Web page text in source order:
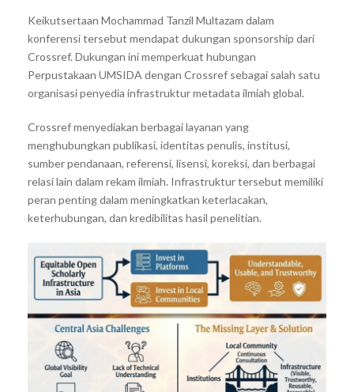
Keikutsertaan Mochammad Tanzil Multazam dalam
konferensi tersebut mendapat dukungan sponsorship dari
Crossref. Dukungan ini memperkuat hubungan
Perpustakaan UMSIDA dengan Crossref sebagai salah satu
organisasi penyedia infrastruktur metadata ilmiah global.
Crossref menyediakan berbagai layanan yang
menghubungkan publikasi, identitas penulis, institusi,
sumber pendanaan, referensi, lisensi, koreksi, dan berbagai
relasi lain dalam rekam ilmiah. Infrastruktur tersebut memiliki
peran penting dalam meningkatkan keterlacakan,
keterhubungan, dan kredibilitas hasil penelitian.